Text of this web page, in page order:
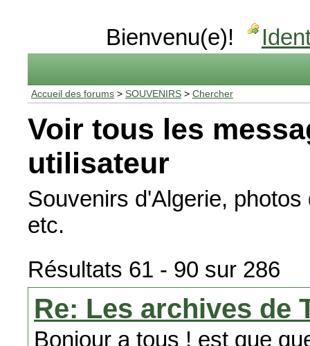
Bienvenu(e)!
Accueil des forums > SOUVENIRS > Chercher
Voir tous les
utilisateur
Souvenirs d'Algerie,
etc.
Résultats 61 - 90 sur 286
Re: Les archives de
Bonjour a tous ! est que